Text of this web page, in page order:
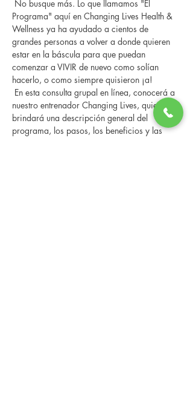
Programa" aquí en Changing Lives Health &
Wellness ya ha ayudado a cientos de
grandes personas a volver a donde quieren
estar en la báscula para que puedan
comenzar a VIVIR de nuevo como solían
hacerlo, o como siempre quisieron ¡a!
nuestro entrenador Changing Lives, quien le
brindará una descripción general del
programa, los pasos, los beneficios y las